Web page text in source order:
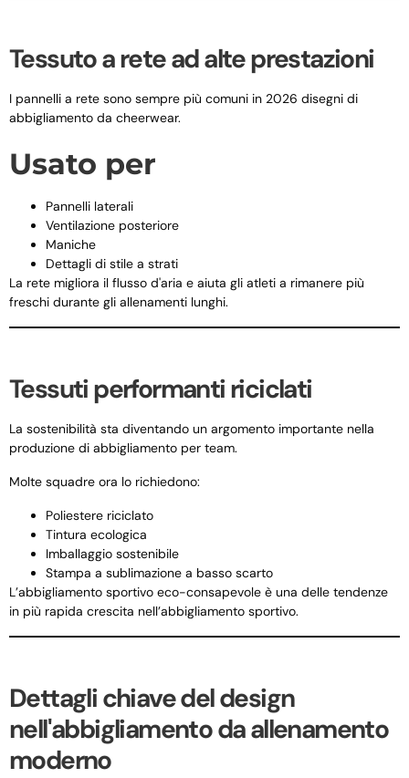
Tessuto a rete ad alte prestazioni
I pannelli a rete sono sempre più comuni in 2026 disegni di
abbigliamento da cheerwear.
Usato per
Pannelli laterali
Ventilazione posteriore
Maniche
Dettagli di stile a strati
La rete migliora il flusso d'aria e aiuta gli atleti a rimanere più
freschi durante gli allenamenti lunghi.
Tessuti performanti riciclati
La sostenibilità sta diventando un argomento importante nella
produzione di abbigliamento per team.
Molte squadre ora lo richiedono:
Poliestere riciclato
Tintura ecologica
Imballaggio sostenibile
Stampa a sublimazione a basso scarto
L’abbigliamento sportivo eco-consapevole è una delle tendenze
in più rapida crescita nell’abbigliamento sportivo.
Dettagli chiave del design
nell'abbigliamento da allenamento
moderno